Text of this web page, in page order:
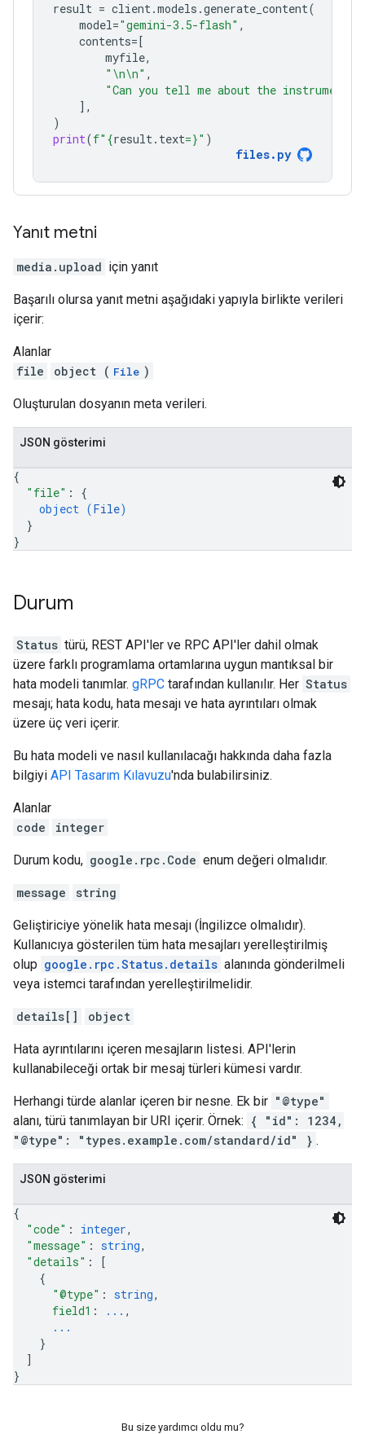
result = client.models .generate_content(
model="gemini-3.5-flash" ,
contents=[
myfile,
" \n\n" ,
"Can you tell me about the
],
)
print(f" {result. text=}" )
files. py
Yanıt metni
media.upload için yanıt
Başarılı olursa yanıt metni aşağıdaki yapıyla birlikte verileri
içerir:
Alanlar
file
object ( File )
Oluşturulan dosyanın meta verileri.
JSON gösterimi
{
"file" : {
object (File)
}
}
Durum
Status türü, REST API'ler ve RPC API'ler dahil olmak
üzere farklı programlama ortamlarına uygun mantıksal bir
hata modeli tanımlar. gRPC tarafından kullanılır. Her Status
mesajı; hata kodu, hata mesajı ve hata ayrıntıları olmak
üzere üç veri içerir.
Bu hata modeli ve nasıl kullanılacağı hakkında daha fazla
bilgiyi API Tasarım Kılavuzu'nda bulabilirsiniz.
Alanlar
code
integer
Durum kodu, google.rpc.Code enum değeri olmalıdır.
message string
Geliştiriciye yönelik hata mesajı (İngilizce olmalıdır).
Kullanıcıya gösterilen tüm hata mesajları yerelleştirilmiş
olup google.rpc.Status.details alanında gönderilmeli
veya istemci tarafından yerelleştirilmelidir.
details[] object
Hata ayrıntılarını içeren mesajların listesi. API'lerin
kullanabileceği ortak bir mesaj türleri kümesi vardır.
Herhangi türde alanlar içeren bir nesne. Ek bir "@type"
alanı, türü tanımlayan bir URI içerir. Örnek: { "id": 1234,
"@type": "types.example.com/standard/id" } .
JSON gösterimi
{
"code" : integer,
"message" : string,
"details" :
[
{
"@type" : string,
field1 : ... ,
...
}
]
}
Bu size yardımcı oldu mu?